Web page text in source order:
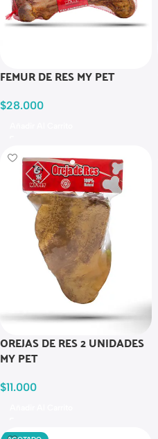
FEMUR DE RES MY PET
$28.000
OREJAS DE RES 2 UNIDADES
MY PET
$11.000